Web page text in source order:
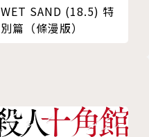
WET SAND (18.5) 特
別篇（條漫版）